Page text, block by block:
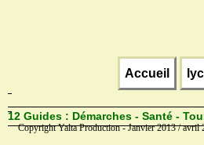
Accueil
12 Guides : Démarches - Santé -
Copyright Yalta Production - Janvier 2013 / avril